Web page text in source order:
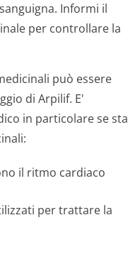
Informi il
per controllare la
può essere
di Arpilif. E'
in particolare se sta
il ritmo cardiaco
per trattare la